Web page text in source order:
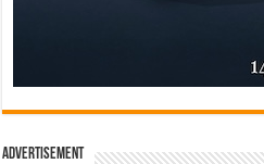
Advertisement